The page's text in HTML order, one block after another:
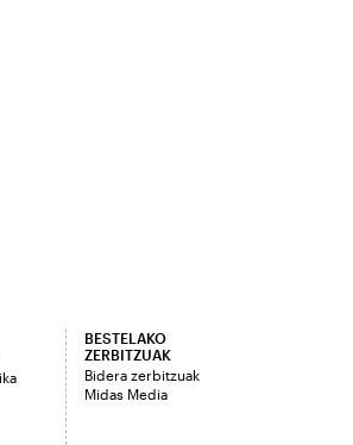
BESTELAKO
ZERBITZUAK
Bidera zerbitzuak
Midas Media